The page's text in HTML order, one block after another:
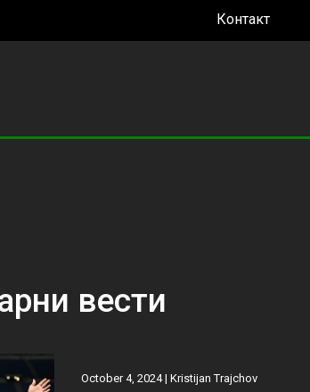
Контакт
вести
October 4, 2024 | Kristijan Trajchov